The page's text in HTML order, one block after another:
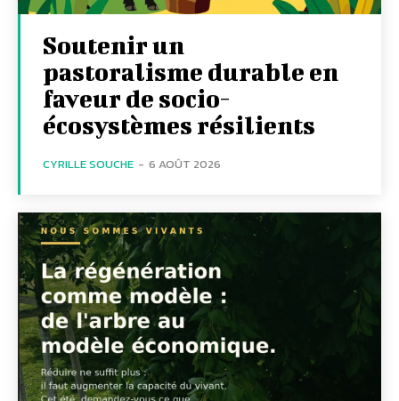
Soutenir un
pastoralisme durable en
faveur de socio-
écosystèmes résilients
CYRILLE SOUCHE - 6 AOÛT 2026